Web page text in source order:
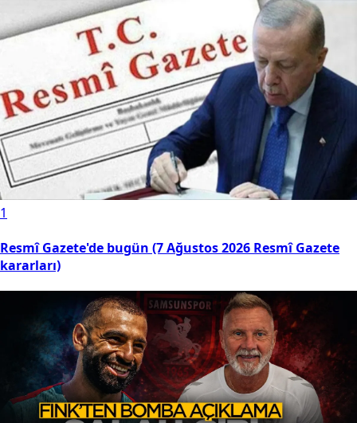
1
Resmî Gazete'de bugün (7 Ağustos 2026 Resmî Gazete
kararları)